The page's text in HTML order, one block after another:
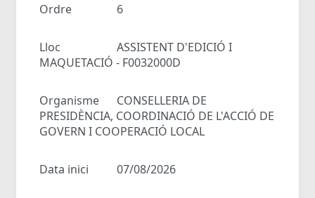
Ordre 6
Lloc
ASSISTENT D'EDICIÓ I
MAQUETACIÓ - F0032000D
Organisme
CONSELLERIA DE
PRESIDÈNCIA, COORDINACIÓ DE L'ACCIÓ DE
GOVERN I COOPERACIÓ LOCAL
Data inici 07/08/2026